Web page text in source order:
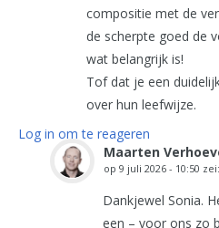
compositie met de
de scherpte goed de
wat belangrijk is!
Tof dat je een
over hun leefwijze.
Log in om te reageren
Maarten
op 9 juli 2026 - 10:50 zei:
Dankjewel Sonia.
een – voor ons zo